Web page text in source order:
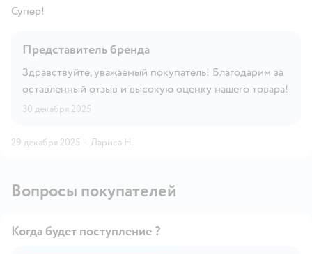
Супер!
Представитель бренда
Здравствуйте, уважаемый покупатель! Благодарим за
оставленный отзыв и высокую оценку нашего товара!
30 декабря 2025
29 декабря 2025 · Лариса Н.
Вопросы покупателей
Когда будет поступление ?